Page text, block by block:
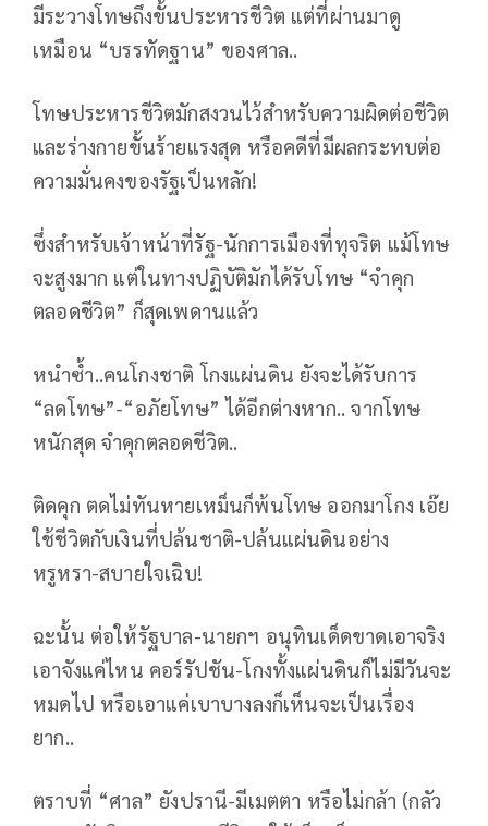
มีระวางโทษถึงขั้นประหารชีวิต แต่ที่ผ่านมาดู
เหมือน “บรรทัดฐาน” ของศาล..
โทษประหารชีวิตมักสงวนไว้สำหรับความผิดต่อชีวิต
และร่างกายขั้นร้ายแรงสุด หรือคดีที่มีผลกระทบต่อ
ความมั่นคงของรัฐเป็นหลัก!
ซึ่งสำหรับเจ้าหน้าที่รัฐ-นักการเมืองที่ทุจริต แม้โทษ
จะสูงมาก แต่ในทางปฏิบัติมักได้รับโทษ “จำคุก
ตลอดชีวิต” ก็สุดเพดานแล้ว
หนำซ้ำ..คนโกงชาติ โกงแผ่นดิน ยังจะได้รับการ
“ลดโทษ”-“อภัยโทษ” ได้อีกต่างหาก.. จากโทษ
หนักสุด จำคุกตลอดชีวิต..
ติดคุก ตดไม่ทันหายเหม็นก็พ้นโทษ ออกมาโกง เอ๊ย
ใช้ชีวิตกับเงินที่ปล้นชาติ-ปล้นแผ่นดินอย่าง
หรูหรา-สบายใจเฉิบ!
ฉะนั้น ต่อให้รัฐบาล-นายกฯ อนุทินเด็ดขาดเอาจริง
เอาจังแค่ไหน คอร์รัปชัน-โกงทั้งแผ่นดินก็ไม่มีวันจะ
หมดไป หรือเอาแค่เบาบางลงก็เห็นจะเป็นเรื่อง
ยาก..
ตราบที่ “ศาล” ยังปรานี-มีเมตตา หรือไม่กล้า (กลัว